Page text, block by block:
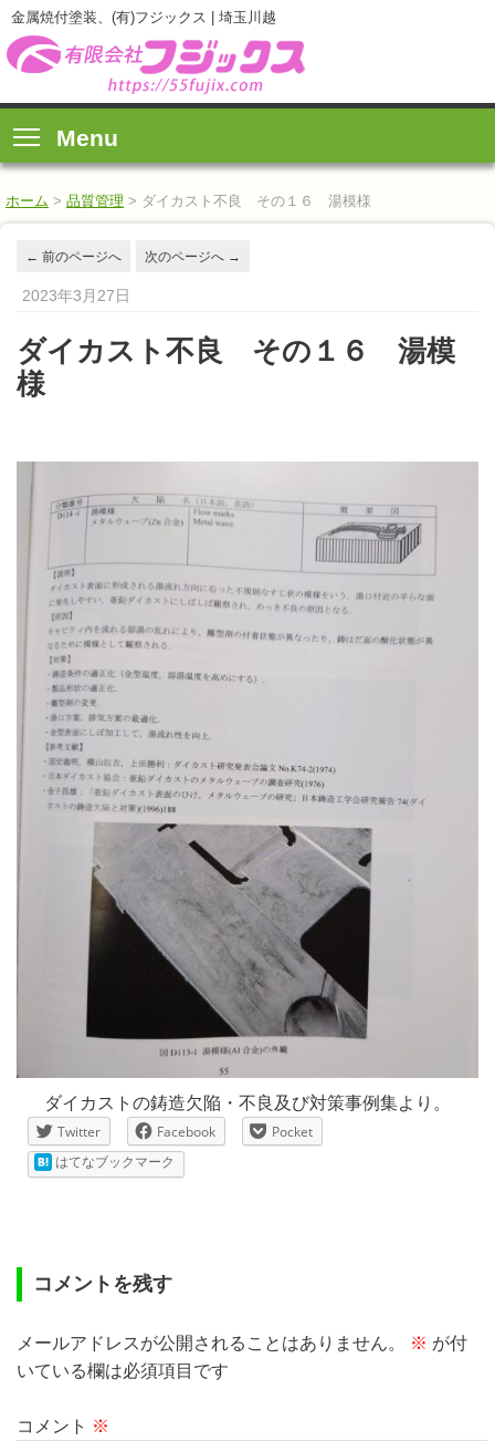
金属焼付塗装、(有)フジックス | 埼玉川越
Menu
ホーム > 品質管理 > ダイカスト不良 その１６ 湯模様
← 前のページへ 次のページへ →
2023年3月27日
ダイカスト不良 その１６ 湯模
様
ダイカストの鋳造欠陥・不良及び対策事例集より。
Twitter
Facebook
Pocket
はてなブックマーク
コメントを残す
メールアドレスが公開されることはありません。 ※ が付
いている欄は必須項目です
コメント ※